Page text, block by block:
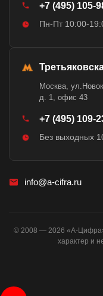
+7 (495) 105-
Пн-Пт 10:00-
Москва,
д. 1, офис 43
+7 (495) 109-
Без выходных
info@a-cifra.ru
© 2008 — 2026 «А-
характер и